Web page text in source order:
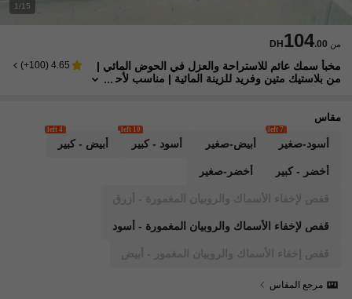
1/15
من DH 104.00
مخبأ سمك عائم للاستراحة والعزل في الحوض المائي |
من بلاستيك متين وفريد للزينة المائية | مناسب لأح
4.65
(
100+
)
مقاس
أسود-صغير
7 left
أبيض-صغير أسود - كبير
10 left
أبيض - كبير
4 left
أخضر - كبير أخضر-صغير
قفص لإخفاء الأسماك والروبيان المغمورة - أسود
مرجع المقاس